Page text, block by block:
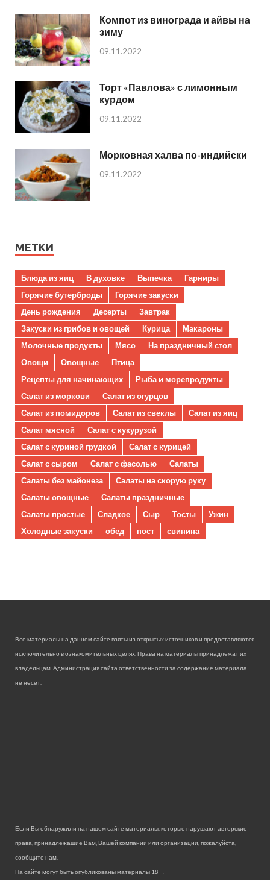
Компот из винограда и айвы на
зиму
09.11.2022
Торт «Павлова» с лимонным
курдом
09.11.2022
Морковная халва по-индийски
09.11.2022
МЕТКИ
Блюда из яиц В духовке Выпечка
Гарниры
Горячие бутерброды
Горячие закуски
День рождения
Десерты
Завтрак
Закуски из грибов и овощей
Курица
Макароны
Молочные продукты
Мясо
На праздничный стол
Овощи
Овощные
Птица
Рецепты для начинающих
Рыба и морепродукты
Салат из моркови
Салат из огурцов
Салат из помидоров
Салат из свеклы
Салат из яиц
Салат мясной
Салат с кукурузой
Салат с куриной грудкой
Салат с курицей
Салат с сыром
Салат с фасолью
Салаты
Салаты без майонеза
Салаты на скорую руку
Салаты овощные
Салаты праздничные
Салаты простые
Сладкое Сыр Тосты
Ужин
Холодные закуски
обед пост свинина
Все материалы на данном сайте взяты из открытых источников и предоставляются
исключительно в ознакомительных целях. Права на материалы принадлежат их
владельцам. Администрация сайта ответственности за содержание материала
не несет.
Если Вы обнаружили на нашем сайте материалы, которые нарушают авторские
права, принадлежащие Вам, Вашей компании или организации, пожалуйста,
сообщите нам.
На сайте могут быть опубликованы материалы 18+!